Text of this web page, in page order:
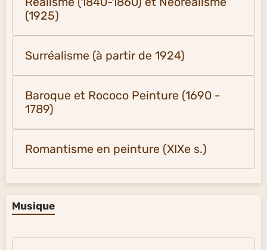
(1925)
Surréalisme (à partir de 1924)
Baroque et Rococo Peinture (1690 -
1789)
Romantisme en peinture (XIXe s.)
Musique